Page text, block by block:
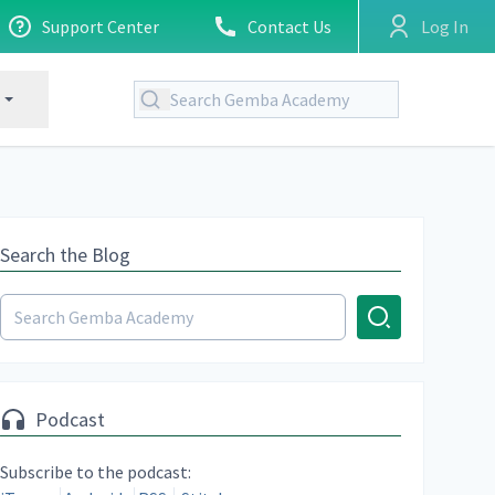
Support Center Contact Us Log In
Search the Blog
Podcast
Subscribe to the podcast: